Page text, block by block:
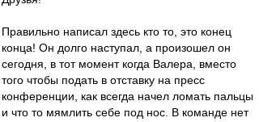
Правильно написал здесь кто то, это конец
конца! Он долго наступал, а произошел он
сегодня, в тот момент когда Валера, вместо
того чтобы подать в отставку на пресс
конференции, как всегда начел ломать пальцы
и что то мямлить себе под нос. В команде нет